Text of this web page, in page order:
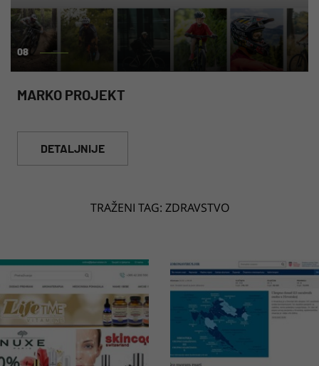
08
MARKO PROJEKT
DETALJNIJE
TRAŽENI TAG: ZDRAVSTVO